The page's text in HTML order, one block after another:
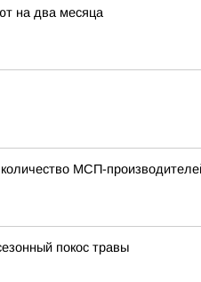
на два месяца
МСП-
покос травы